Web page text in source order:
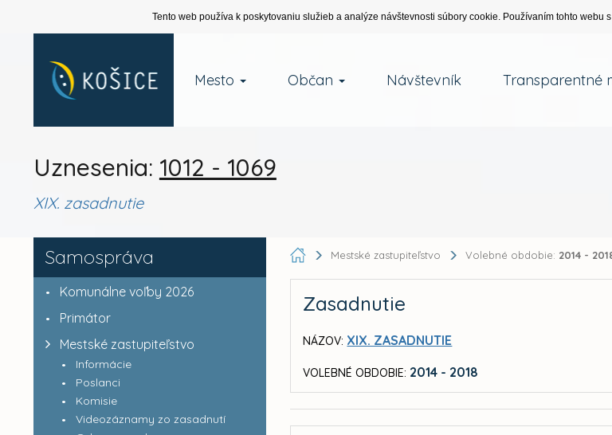
Tento web používa k poskytovaniu služieb a analýze návštevnosti súbory cookie. Používaním tohto webu
Mesto Občan Návštevník Transparentné
Uznesenia: 1012 - 1069
XIX. zasadnutie
Samospráva
Komunálne voľby 2026
Primátor
Mestské zastupiteľstvo
Informácie
Poslanci
Komisie
Videozáznamy zo zasadnutí
Mestské zastupiteľstvo Volebné obdobie: 2014 -
Zasadnutie
NÁZOV: XIX. ZASADNUTIE
VOLEBNÉ OBDOBIE: 2014 - 2018